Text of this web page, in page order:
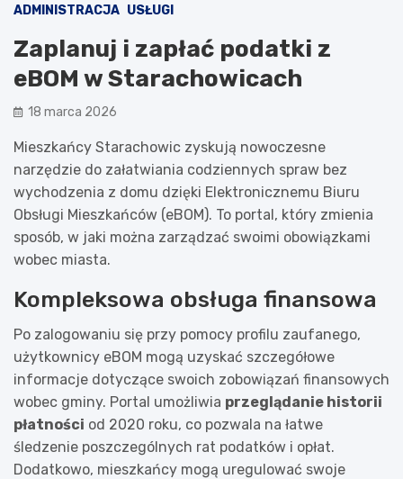
ADMINISTRACJA USŁUGI
Zaplanuj i zapłać podatki z
eBOM w Starachowicach
18 marca 2026
Mieszkańcy Starachowic zyskują nowoczesne
narzędzie do załatwiania codziennych spraw bez
wychodzenia z domu dzięki Elektronicznemu Biuru
Obsługi Mieszkańców (eBOM). To portal, który zmienia
sposób, w jaki można zarządzać swoimi obowiązkami
wobec miasta.
Kompleksowa obsługa finansowa
Po zalogowaniu się przy pomocy profilu zaufanego,
użytkownicy eBOM mogą uzyskać szczegółowe
informacje dotyczące swoich zobowiązań finansowych
wobec gminy. Portal umożliwia przeglądanie historii
płatności od 2020 roku, co pozwala na łatwe
śledzenie poszczególnych rat podatków i opłat.
Dodatkowo, mieszkańcy mogą uregulować swoje